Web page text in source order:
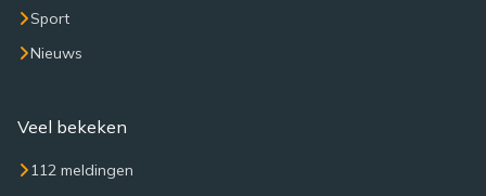
Sport
Nieuws
Veel bekeken
112 meldingen